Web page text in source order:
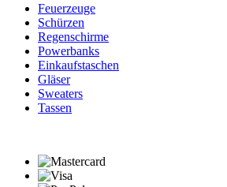
Feuerzeuge
Schürzen
Regenschirme
Powerbanks
Einkaufstaschen
Gläser
Sweaters
Tassen